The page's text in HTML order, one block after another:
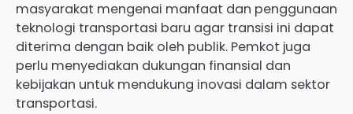
masyarakat mengenai manfaat dan penggunaan
teknologi transportasi baru agar transisi ini dapat
diterima dengan baik oleh publik. Pemkot juga
perlu menyediakan dukungan finansial dan
kebijakan untuk mendukung inovasi dalam sektor
transportasi.